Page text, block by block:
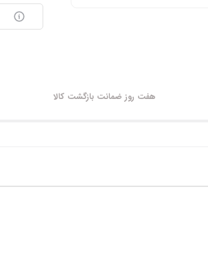
هفت روز ضمانت بازگشت کالا